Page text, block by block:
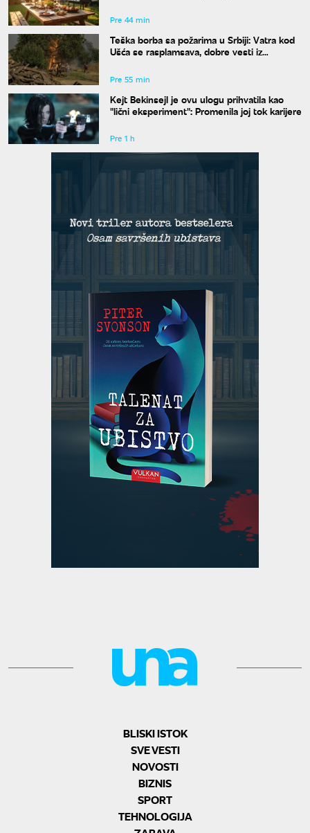
Pre 44 min
Teška borba sa požarima u Srbiji: Vatra kod
Ušća se rasplamsava, dobre vesti iz
Pre 55 min
Kejt Bekinsejl je ovu ulogu prihvatila kao
"lični eksperiment": Promenila joj tok karijere
Pre 1 h
BLISKI ISTOK
SVE VESTI
NOVOSTI
BIZNIS
SPORT
TEHNOLOGIJA